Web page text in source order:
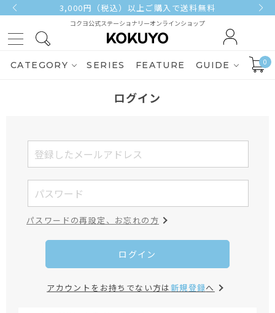
3,000円（税込）以上ご購入で送料無料
コクヨ公式ステーショナリーオンラインショップ
CATEGORY SERIES FEATURE GUIDE 0
ログイン
パスワードの再設定、お忘れの方
ログイン
アカウントをお持ちでない方は新規登録へ